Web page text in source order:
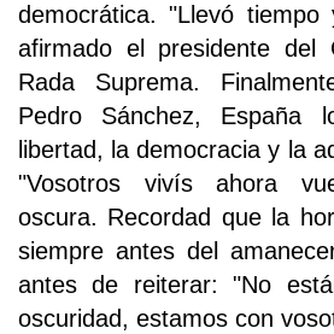
democrática. "Llevó
afirmado el presidente del
Rada Suprema.
Pedro Sánchez, España
libertad, la democracia y la
"Vosotros vivís ahora
oscura. Recordad que la
siempre antes del
antes de reiterar: "No
oscuridad, estamos con